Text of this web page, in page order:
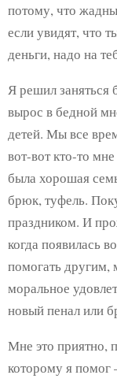
потому, что
если увидят, что
деньги, надо на
Я решил заняться
вырос в бедной
детей. Мы все
вот-вот кто-то
была хорошая
брюк, туфель.
праздником. И
когда появилась
помогать другим,
моральное
новый пенал или
Мне это приятно,
которому я помог